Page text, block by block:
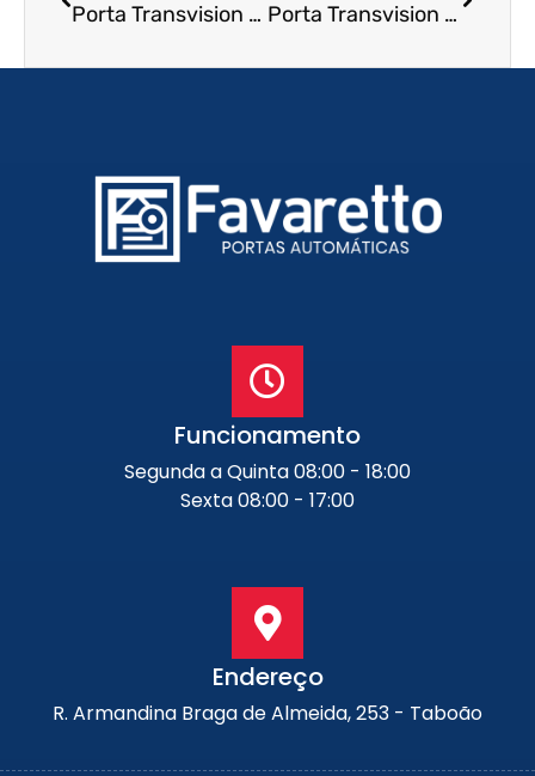
Porta Transvision em Aruja – SP Porta Transvision em Salto – SP
Funcionamento
Segunda a Quinta 08:00 - 18:00
Sexta 08:00 - 17:00
Endereço
R. Armandina Braga de Almeida, 253 - Taboão